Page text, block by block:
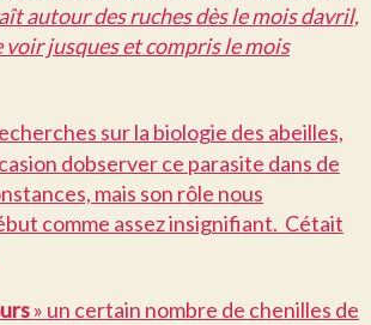
autour des ruches dès le mois davril,
voir jusques et compris le mois
sur la biologie des abeilles,
dobserver ce parasite dans de
mais son rôle nous
comme assez insignifiant. Cétait
» un certain nombre de chenilles de